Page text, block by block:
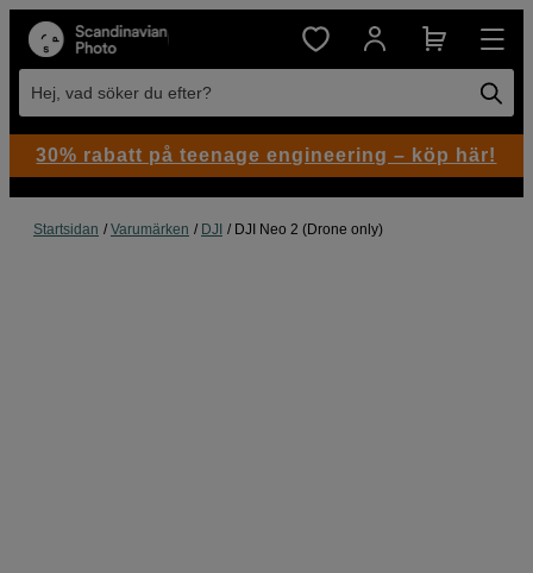
Hej, vad söker du efter?
Startsidan Varumärken DJI DJI Neo 2 (Drone only)
30% rabatt på teenage engineering – köp här!